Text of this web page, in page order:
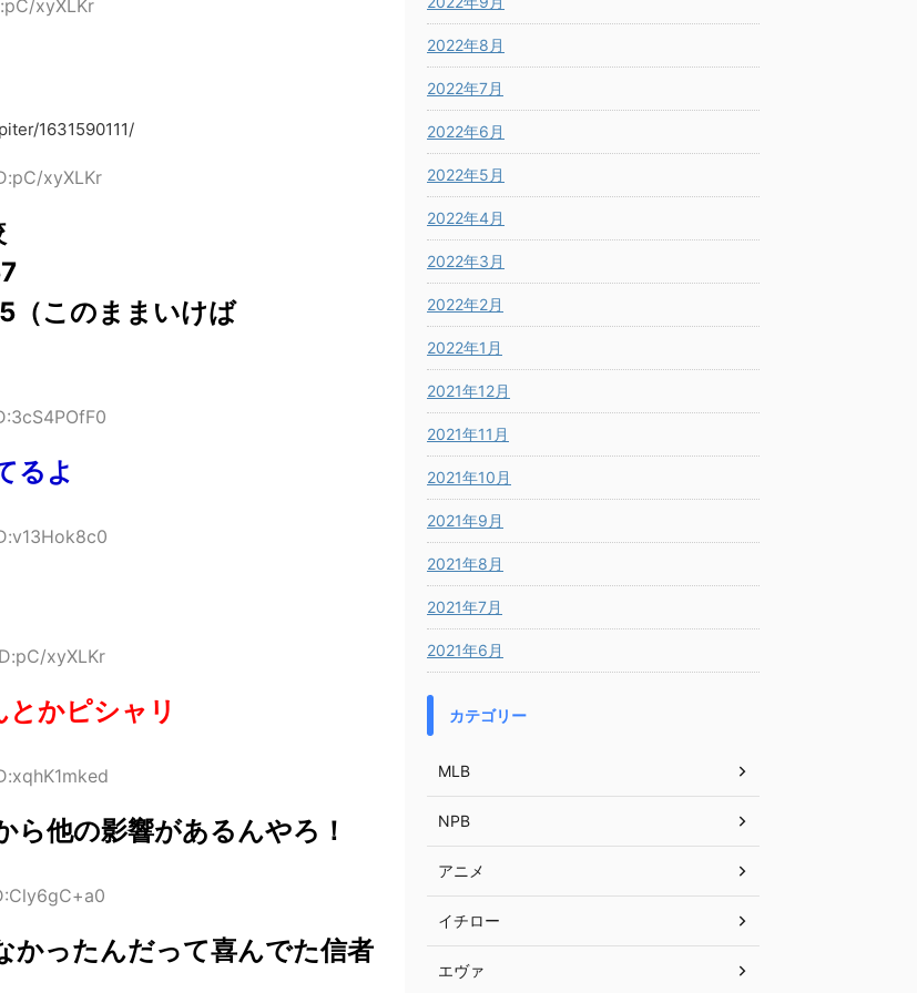
xyXLKr
1631590111/
xyXLKr
このままいけば
るよ
xyXLKr
かピシャリ
他の影響があるんやろ！
かったんだって喜んでた信者
2022年8月
2022年7月
2022年6月
2022年5月
2022年4月
2022年3月
2022年2月
2022年1月
2021年12月
2021年11月
2021年10月
2021年9月
2021年8月
2021年7月
2021年6月
カテゴリー
MLB
NPB
アニメ
イチロー
エヴァ